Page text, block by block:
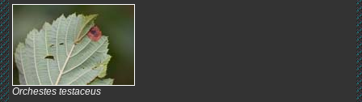
Orchestes testaceus